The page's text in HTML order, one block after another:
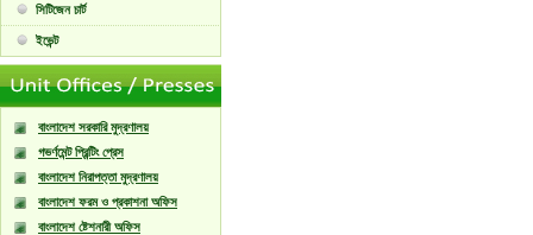
সিটিজেন চার্ট
ইভেন্ট
বাংলাদেশ সরকারি মুদ্রণালয়
গভর্ণমেন্ট প্রিন্টিং প্রেস
বাংলাদেশ নিরাপত্তা মুদ্রণালয়
বাংলাদেশ ফরম ও প্রকাশনা অফিস
বাংলাদেশ ষ্টেশনারী অফিস